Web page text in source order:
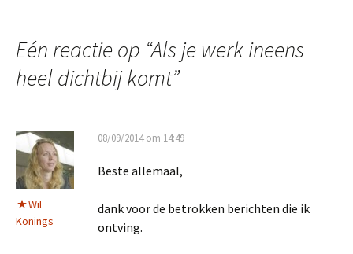
Eén reactie op “Als je werk ineens
heel dichtbij komt”
Wil
Konings
08/09/2014 om 14:49
Beste allemaal,
dank voor de betrokken berichten die ik
ontving.